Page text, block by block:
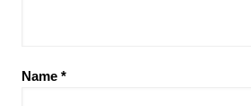
Name *